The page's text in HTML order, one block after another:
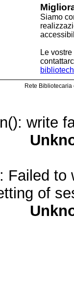
Siamo
Le
Rete
write
Failed
of